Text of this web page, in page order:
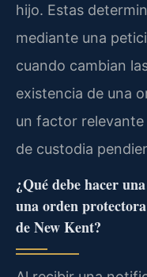
hijo. Estas
mediante una
cuando cambian
existencia de una
un factor
de custodia
¿Qué debe hacer
una orden
de New Kent?